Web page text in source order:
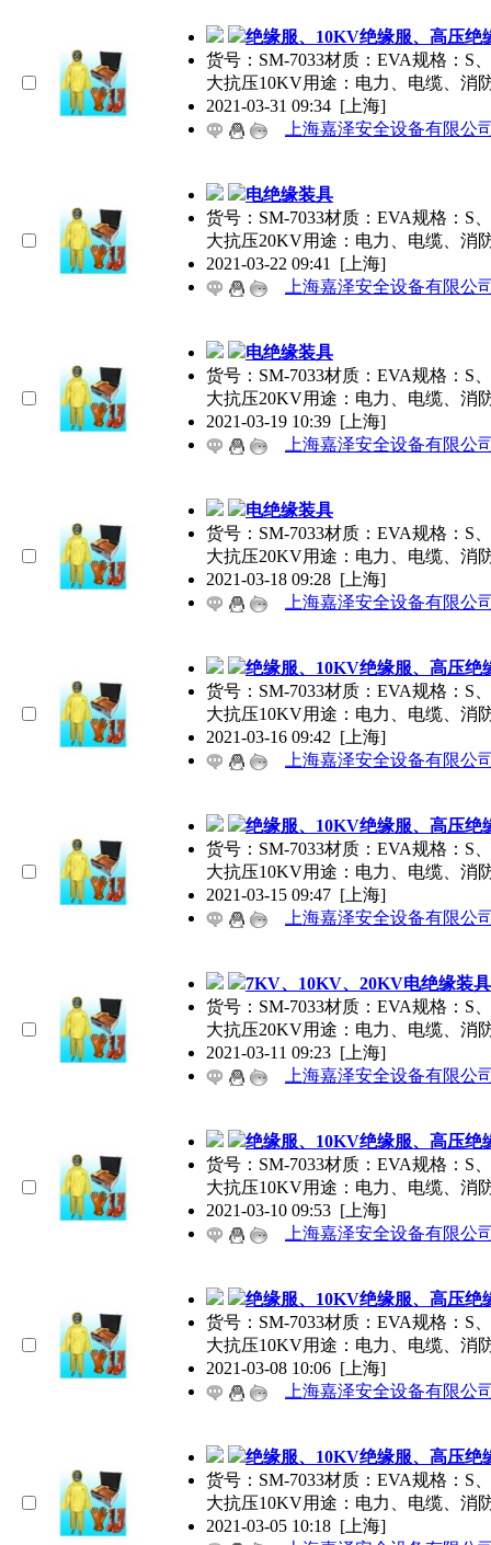
绝缘服、10KV绝缘服、高压绝
货号：SM-7033材质：EVA规格：S
大抗压10KV用途：电力、电缆、消
2021-03-31 09:34 [上海]
上海嘉泽安全设备有限公
电绝缘装具
货号：SM-7033材质：EVA规格：S
大抗压20KV用途：电力、电缆、消
2021-03-22 09:41 [上海]
上海嘉泽安全设备有限公
电绝缘装具
货号：SM-7033材质：EVA规格：S
大抗压20KV用途：电力、电缆、消
2021-03-19 10:39 [上海]
上海嘉泽安全设备有限公
电绝缘装具
货号：SM-7033材质：EVA规格：S
大抗压20KV用途：电力、电缆、消
2021-03-18 09:28 [上海]
上海嘉泽安全设备有限公
绝缘服、10KV绝缘服、高压绝
货号：SM-7033材质：EVA规格：S
大抗压10KV用途：电力、电缆、消
2021-03-16 09:42 [上海]
上海嘉泽安全设备有限公
绝缘服、10KV绝缘服、高压绝
货号：SM-7033材质：EVA规格：S
大抗压10KV用途：电力、电缆、消
2021-03-15 09:47 [上海]
上海嘉泽安全设备有限公
7KV、10KV、20KV电绝缘装具
货号：SM-7033材质：EVA规格：S
大抗压20KV用途：电力、电缆、消
2021-03-11 09:23 [上海]
上海嘉泽安全设备有限公
绝缘服、10KV绝缘服、高压绝
货号：SM-7033材质：EVA规格：S
大抗压10KV用途：电力、电缆、消
2021-03-10 09:53 [上海]
上海嘉泽安全设备有限公
绝缘服、10KV绝缘服、高压绝
货号：SM-7033材质：EVA规格：S
大抗压10KV用途：电力、电缆、消
2021-03-08 10:06 [上海]
上海嘉泽安全设备有限公
绝缘服、10KV绝缘服、高压绝
货号：SM-7033材质：EVA规格：S
大抗压10KV用途：电力、电缆、消
2021-03-05 10:18 [上海]